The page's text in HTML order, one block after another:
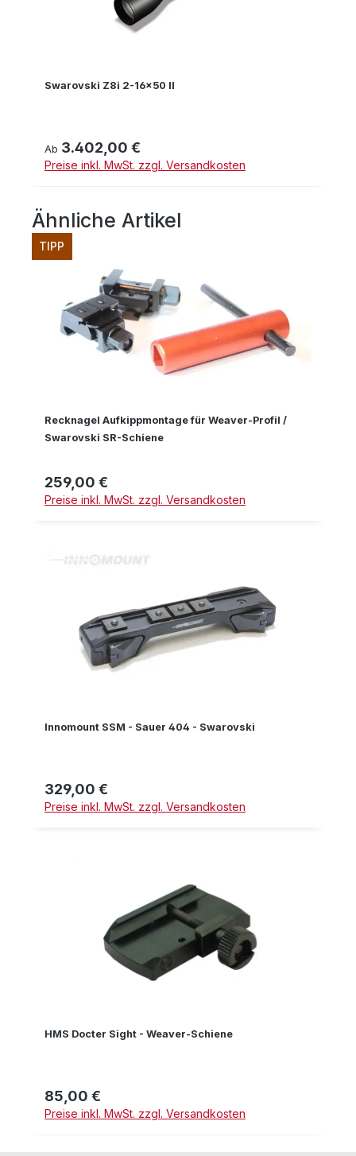
Swarovski Z8i 2-16x50 II
Regulärer Preis:
Ab 3.402,00 €
Preise inkl. MwSt. zzgl. Versandkosten
Produktgalerie überspringen
Ähnliche Artikel
TIPP
Recknagel Aufkippmontage für Weaver-Profil /
Swarovski SR-Schiene
Regulärer Preis:
259,00 €
Preise inkl. MwSt. zzgl. Versandkosten
Innomount SSM - Sauer 404 - Swarovski
Regulärer Preis:
329,00 €
Preise inkl. MwSt. zzgl. Versandkosten
HMS Docter Sight - Weaver-Schiene
Regulärer Preis:
85,00 €
Preise inkl. MwSt. zzgl. Versandkosten